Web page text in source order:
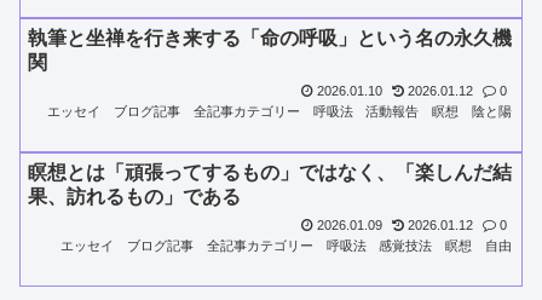
執筆と坐禅を行き来する「命の呼吸」という名の永久機
関
2026.01.10 2026.01.12
0
エッセイ
ブログ記事 全記事カテゴリー 呼吸法 活動報告 瞑想 陰と陽
瞑想とは「頑張ってするもの」ではなく、「楽しんだ結
果、訪れるもの」である
2026.01.09 2026.01.12
0
エッセイ
ブログ記事 全記事カテゴリー 呼吸法 感覚技法 瞑想 自由